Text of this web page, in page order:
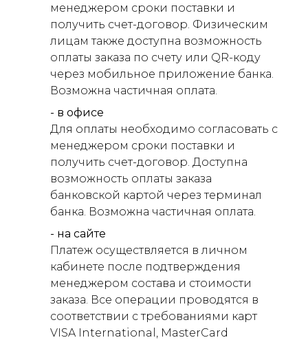
менеджером сроки поставки и
получить счет-договор. Физическим
лицам также доступна возможность
оплаты заказа по счету или QR-коду
через мобильное приложение банка.
Возможна частичная оплата.
- в офисе
Для оплаты необходимо согласовать с
менеджером сроки поставки и
получить счет-договор. Доступна
возможность оплаты заказа
банковской картой через терминал
банка. Возможна частичная оплата.
- на сайте
Платеж осуществляется в личном
кабинете после подтверждения
менеджером состава и стоимости
заказа. Все операции проводятся в
соответствии с требованиями карт
VISA International, MasterCard